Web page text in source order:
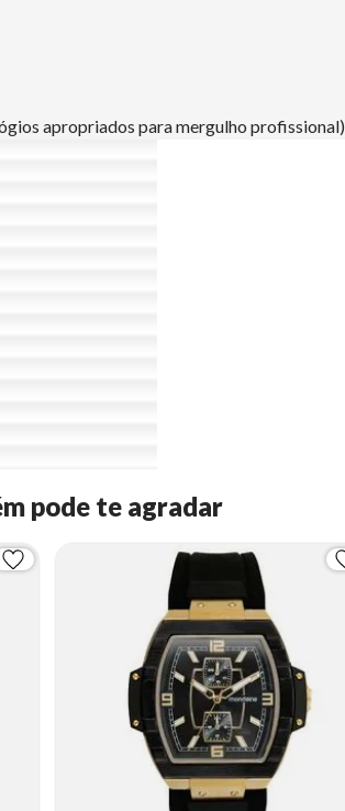
apropriados para mergulho profissional)
pode te agradar